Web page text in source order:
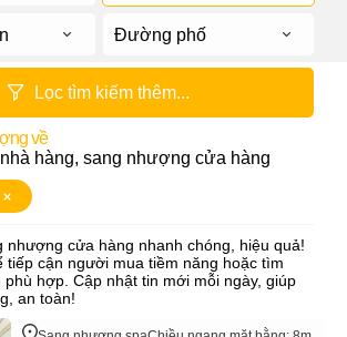
Đường phố
Lọc tìm kiếm thêm...
về
hàng, sang nhượng cửa hàng
nhượng cửa hàng nhanh chóng, hiệu quả!
tiếp cận người mua tiềm năng hoặc tìm
phù hợp. Cập nhật tin mới mỗi ngày, giúp
an toàn!